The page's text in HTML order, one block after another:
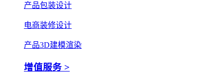
产品包装设计
电商装修设计
产品3D建模渲染
增值服务 >